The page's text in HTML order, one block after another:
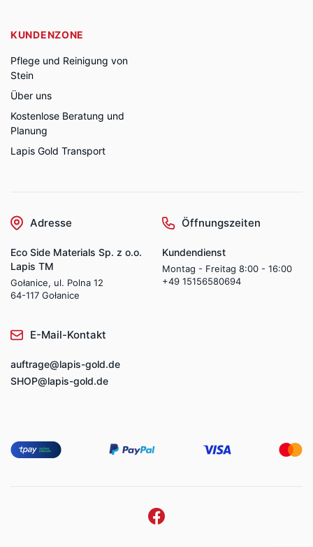
KUNDENZONE
Pflege und Reinigung von
Stein
Über uns
Kostenlose Beratung und
Planung
Lapis Gold Transport
Adresse
Eco Side Materials Sp. z o.o.
Lapis TM
Gołanice, ul. Polna 12
64-117 Gołanice
Öffnungszeiten
Kundendienst
Montag - Freitag 8:00 - 16:00
+49 15156580694
E-Mail-Kontakt
auftrage@lapis-gold.de
SHOP@lapis-gold.de